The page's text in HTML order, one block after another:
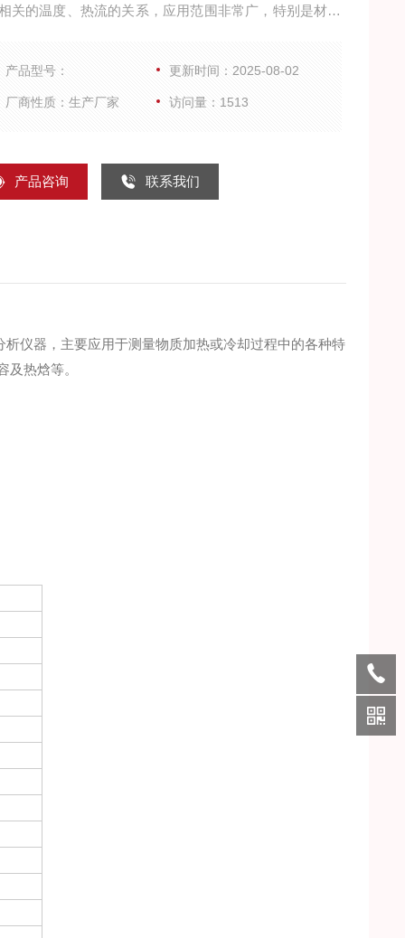
关的温度、热流的关系，应用范围非常广，特别是材料
结晶、相转变、熔融、结晶、热稳定性、固化/交联、氧
产品型号： 更新时间：2025-08-02
厂商性质：生产厂家 访问量：1513
产品咨询 联系我们
仪器，主要应用于测量物质加热或冷却过程中的各种特
热焓等。